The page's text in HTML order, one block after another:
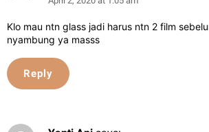
Klo mau ntn glass jadi harus ntn 2 film
nyambung ya masss
Reply